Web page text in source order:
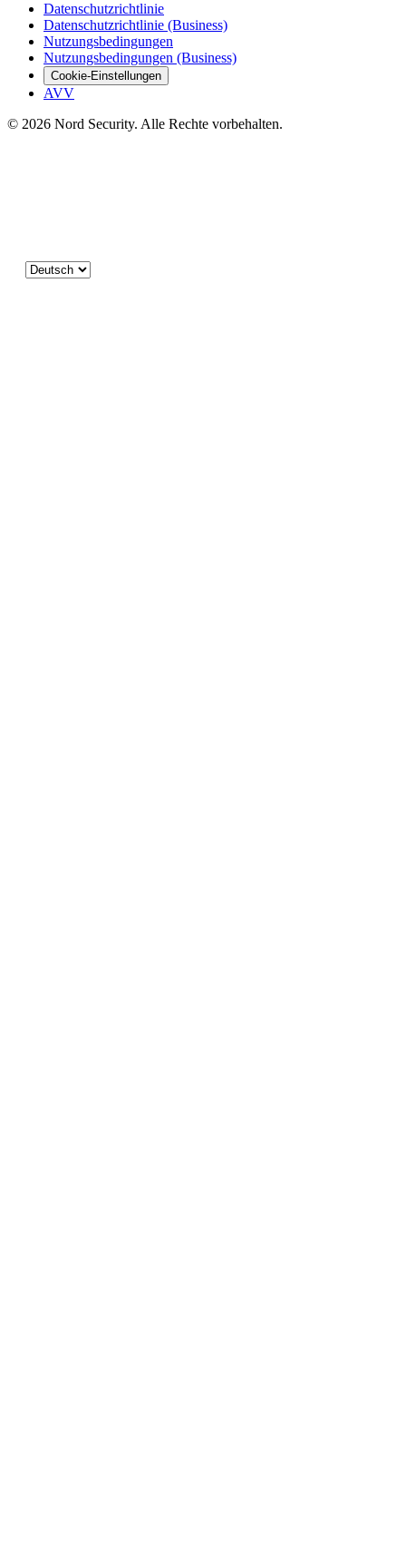
Datenschutzrichtlinie
Datenschutzrichtlinie (Business)
Nutzungsbedingungen
Nutzungsbedingungen (Business)
Cookie-Einstellungen
AVV
© 2026 Nord Security. Alle Rechte vorbehalten.